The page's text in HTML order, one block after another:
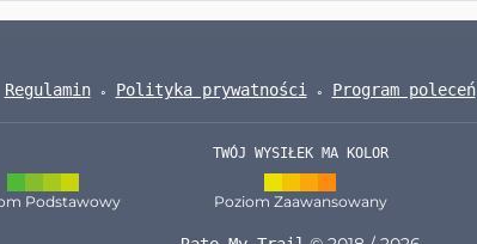
Regulamin Polityka prywatności Program poleceń
TWÓJ WYSIŁEK MA KOLOR
Podstawowy Poziom Zaawansowany